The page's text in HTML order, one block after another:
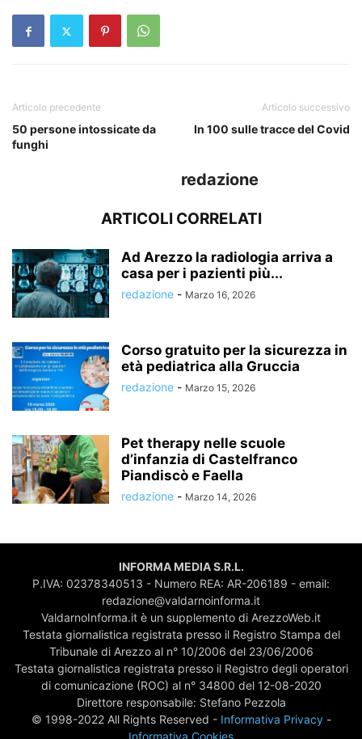
Articolo precedente
50 persone intossicate da
funghi
Articolo successivo
In 100 sulle tracce del Covid
redazione
ARTICOLI CORRELATI
Ad Arezzo la radiologia arriva a
casa per i pazienti più...
redazione - Marzo 16, 2026
Corso gratuito per la sicurezza in
età pediatrica alla Gruccia
redazione - Marzo 15, 2026
Pet therapy nelle scuole
d’infanzia di Castelfranco
Piandiscò e Faella
redazione - Marzo 14, 2026
INFORMA MEDIA S.R.L.
P.IVA: 02378340513 - Numero REA: AR-206189 - email:
redazione@valdarnoinforma.it
ValdarnoInforma.it è un supplemento di ArezzoWeb.it
Testata giornalistica registrata presso il Registro Stampa del
Tribunale di Arezzo al n° 10/2006 del 23/06/2006
Testata giornalistica registrata presso il Registro degli operatori
di comunicazione (ROC) al n° 34800 del 12-08-2020
Direttore responsabile: Stefano Pezzola
© 1998-2022 All Rights Reserved - Informativa Privacy-
Informativa Cookies